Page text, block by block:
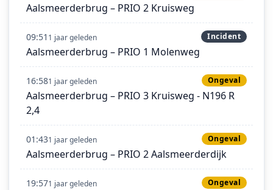
Aalsmeerderbrug – PRIO 2 Kruisweg
09:51 1 jaar geleden Incident
Aalsmeerderbrug – PRIO 1 Molenweg
16:581 jaar geleden Ongeval
Aalsmeerderbrug – PRIO 3 Kruisweg - N196 R
2,4
01:431 jaar geleden Ongeval
Aalsmeerderbrug – PRIO 2 Aalsmeerderdijk
19:571 jaar geleden Ongeval